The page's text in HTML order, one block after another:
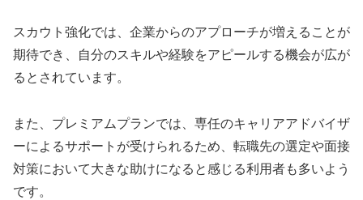
スカウト強化では、企業からのアプローチが増えることが
期待でき、自分のスキルや経験をアピールする機会が広が
るとされています。
また、プレミアムプランでは、専任のキャリアアドバイザ
ーによるサポートが受けられるため、転職先の選定や面接
対策において大きな助けになると感じる利用者も多いよう
です。